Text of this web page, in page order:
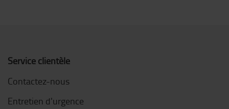
Service clientèle
Contactez-nous
Entretien d'urgence